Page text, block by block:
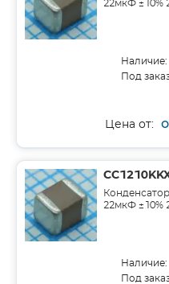
22мкФ ±10%
Наличие:
Под
Цена от:
22мкФ ±10%
Наличие:
Под